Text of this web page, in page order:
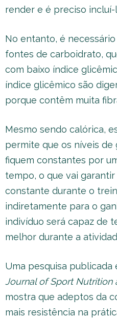
render e é preciso incluí-
No entanto, é
fontes de carboidrato,
com baixo índice
índice glicêmico são
porque contêm muita
Mesmo sendo calórica,
permite que os níveis de
fiquem constantes por
tempo, o que vai
constante durante o
indiretamente para o
indivíduo será capaz de
melhor durante a
Uma pesquisa publicada
Journal of Sport Nutrition
mostra que adeptos da
mais resistência na